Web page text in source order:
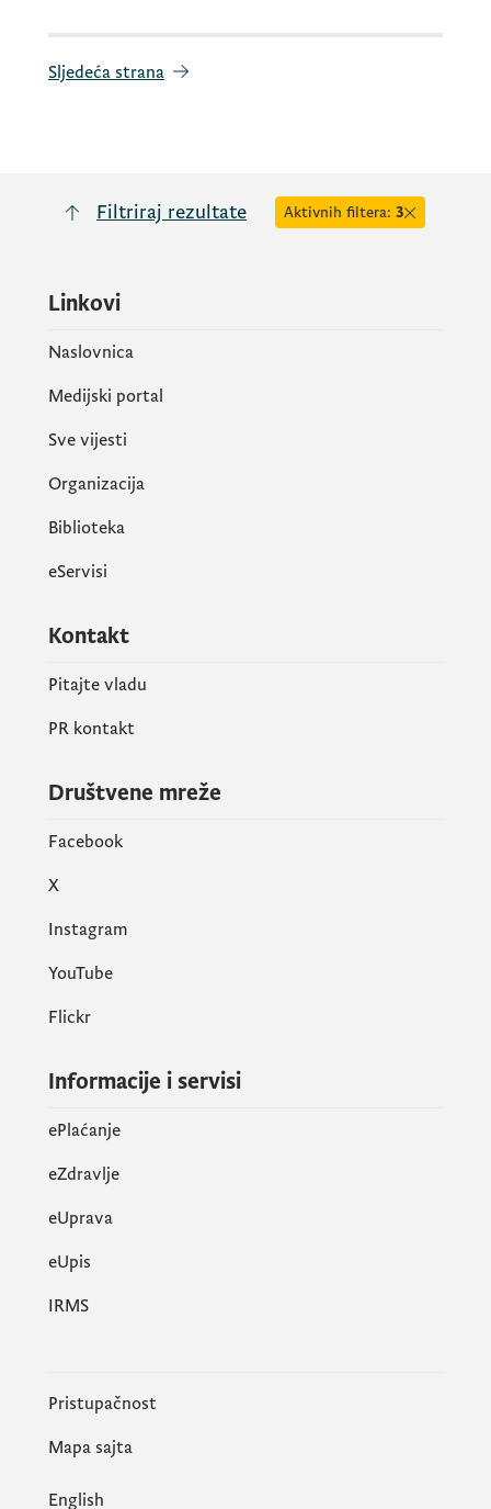
Sljedeća strana
Filtriraj rezultate Aktivnih filtera: 3
Linkovi
Naslovnica
Medijski portal
Sve vijesti
Organizacija
Biblioteka
eServisi
Kontakt
Pitajte vladu
PR kontakt
Društvene mreže
Facebook
X
Instagram
YouTube
Flickr
Informacije i servisi
ePlaćanje
eZdravlje
eUprava
еUpis
IRMS
Pristupačnost
Mapa sajta
English